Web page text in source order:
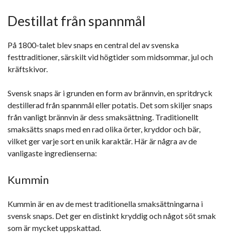
Destillat från spannmål
På 1800-talet blev snaps en central del av svenska
festtraditioner, särskilt vid högtider som midsommar, jul och
kräftskivor.
Svensk snaps är i grunden en form av brännvin, en spritdryck
destillerad från spannmål eller potatis. Det som skiljer snaps
från vanligt brännvin är dess smaksättning. Traditionellt
smaksätts snaps med en rad olika örter, kryddor och bär,
vilket ger varje sort en unik karaktär. Här är några av de
vanligaste ingredienserna:
Kummin
Kummin är en av de mest traditionella smaksättningarna i
svensk snaps. Det ger en distinkt kryddig och något söt smak
som är mycket uppskattad.